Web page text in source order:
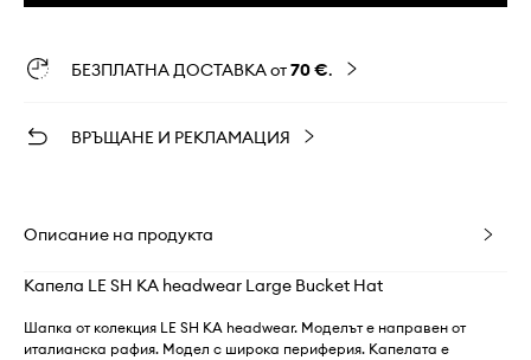
БЕЗПЛАТНА ДОСТАВКА от70 €.
ВРЪЩАНЕ И РЕКЛАМАЦИЯ
Описание на продукта
Капела LE SH KA headwear Large Bucket Hat
Шапка от колекция LE SH KA headwear. Моделът е направен от
италианска рафия. Модел с широка периферия. Капелата е